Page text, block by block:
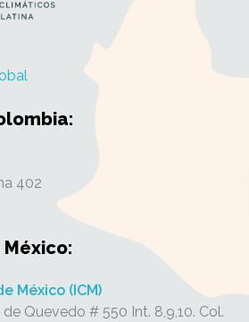
402
México (ICM)
Quevedo # 550 Int. 8,9,10. Col.